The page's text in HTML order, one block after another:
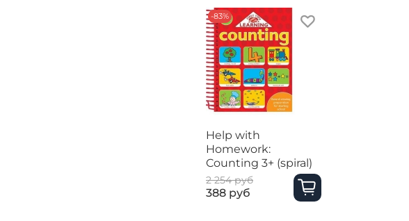
-83%
Help with
Homework:
Counting 3+ (spiral)
2 254 руб
388 руб